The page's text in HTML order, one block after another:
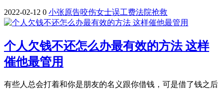
2022-02-12 0 小张原告咬伤女士误工费法院抢救
个人欠钱不还怎么办最有效的方法 这样
催他最管用
有些人总会打着和你是朋友的名义跟你借钱，可是借了钱之后